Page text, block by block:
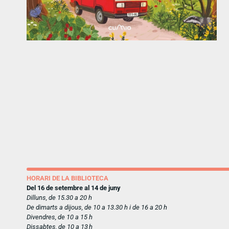
HORARI DE LA BIBLIOTECA
Del 16 de setembre al 14 de juny
Dilluns, de 15.30 a 20 h
De dimarts a dijous, de 10 a 13.30 h i de 16 a 20 h
Divendres, de 10 a 15 h
Dissabtes, de 10 a 13 h